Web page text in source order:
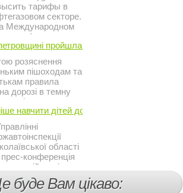
тарифы в
секторе.
Международном
форуме в
постоянный
МВФ на
Ваше.
пройшла акція ...
розяснення
пішоходам та
правила
дорозі в темну
працівники сектору
роботи відділу
міста
провели ...
навчити дітей дотримуватися ...
області
конференція
аварійності за
дітей і
буде Вам цікаво: